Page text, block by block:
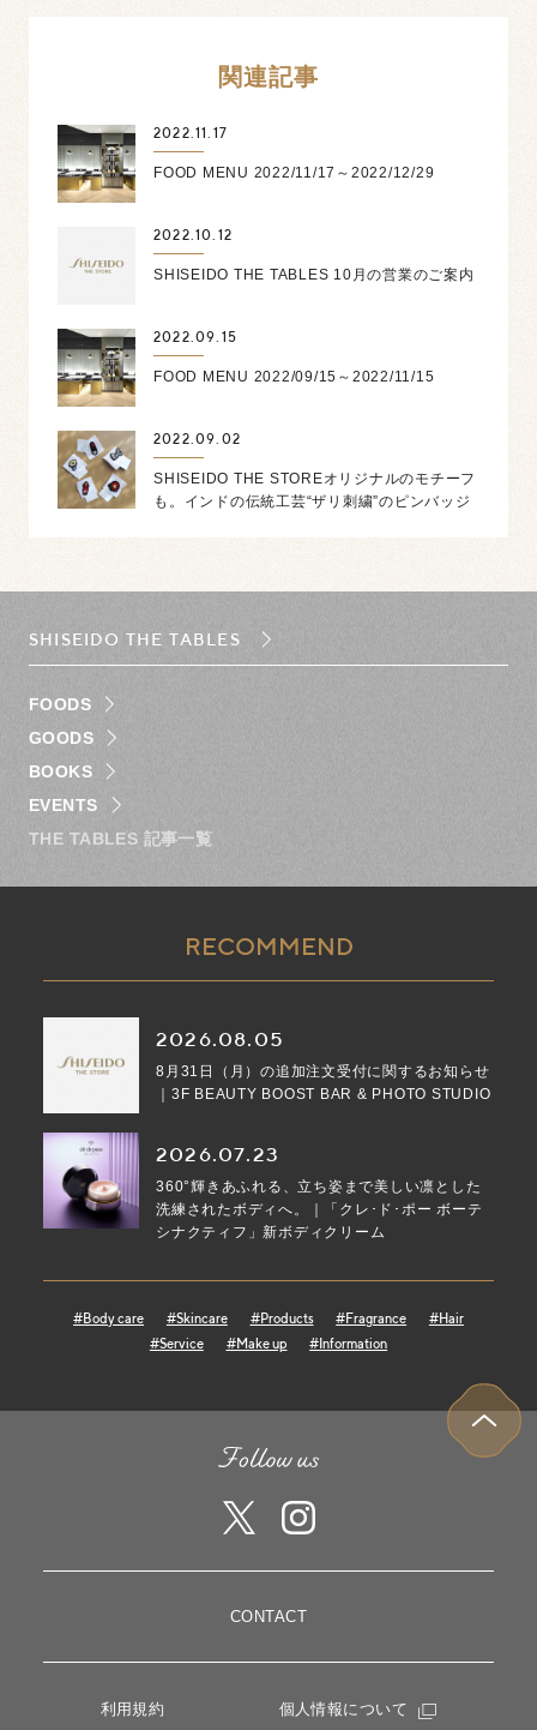
関連記事
2022.11.17
FOOD MENU 2022/11/17～2022/12/29
2022.10.12
SHISEIDO THE TABLES 10月の営業のご案内
2022.09.15
FOOD MENU 2022/09/15～2022/11/15
2022.09.02
SHISEIDO THE STOREオリジナルのモチーフ
も。インドの伝統工芸“ザリ刺繍”のピンバッジ
SHISEIDO THE TABLES
FOODS
GOODS
BOOKS
EVENTS
THE TABLES 記事一覧
RECOMMEND
2026.08.05
8月31日（月）の追加注文受付に関するお知らせ
｜3F BEAUTY BOOST BAR & PHOTO STUDIO
2026.07.23
360°輝きあふれる、立ち姿まで美しい凛とした
洗練されたボディへ。｜「クレ･ド･ポー ボーテ
シナクティフ」新ボディクリーム
#Body care #Skincare #Products #Fragrance
#Hair
#Service
#Make up #Information
CONTACT
利用規約 個人情報について